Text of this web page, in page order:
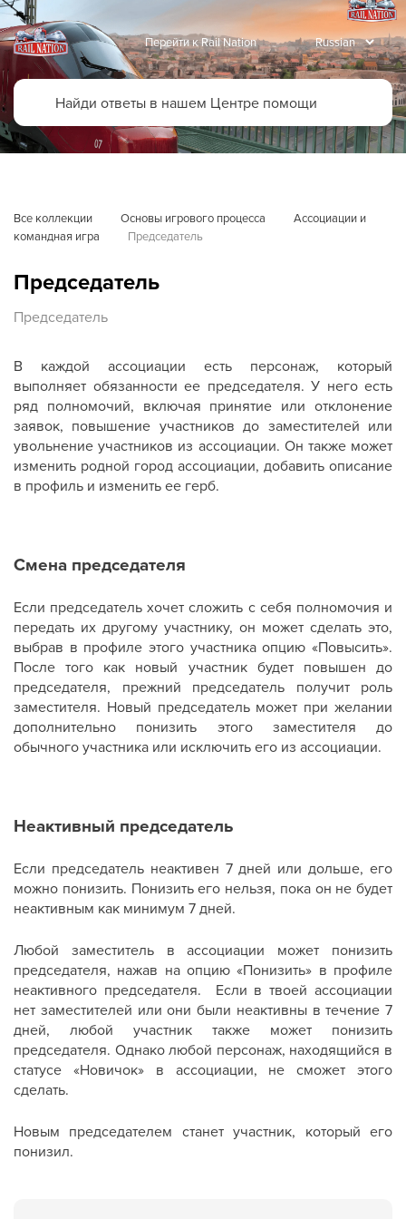
Перейти к Rail Nation
Все коллекции Основы игрового процесса
Ассоциации и
командная игра
Председатель
Председатель
Председатель
В каждой ассоциации есть персонаж, который
выполняет обязанности ее председателя. У него есть
ряд полномочий, включая принятие или отклонение
заявок, повышение участников до заместителей или
увольнение участников из ассоциации. Он также может
изменить родной город ассоциации, добавить описание
в профиль и изменить ее герб.
Смена председателя
Если председатель хочет сложить с себя полномочия и
передать их другому участнику, он может сделать это,
выбрав в профиле этого участника опцию «Повысить».
После того как новый участник будет повышен до
председателя, прежний председатель получит роль
заместителя. Новый председатель может при желании
дополнительно понизить этого заместителя до
обычного участника или исключить его из ассоциации.
Неактивный председатель
Если председатель неактивен 7 дней или дольше, его
можно понизить. Понизить его нельзя, пока он не будет
неактивным как минимум 7 дней.
Любой заместитель в ассоциации может понизить
председателя, нажав на опцию «Понизить» в профиле
неактивного председателя. Если в твоей ассоциации
нет заместителей или они были неактивны в течение 7
дней, любой участник также может понизить
председателя. Однако любой персонаж, находящийся в
статусе «Новичок» в ассоциации, не сможет этого
сделать.
Новым председателем станет участник, который его
понизил.